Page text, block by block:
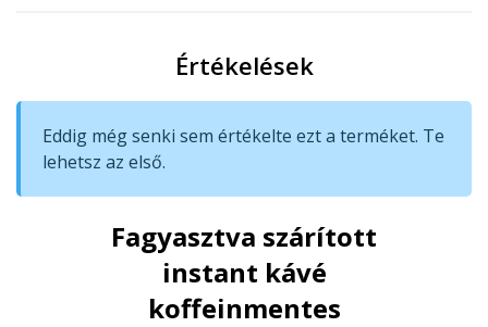
Értékelések
Eddig még senki sem értékelte ezt a terméket. Te
lehetsz az első.
Fagyasztva szárított
instant kávé
koffeinmentes